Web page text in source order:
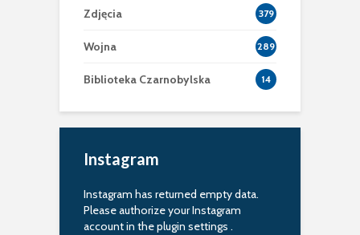
Zdjęcia 379
Wojna 289
Biblioteka Czarnobylska 14
Instagram
Instagram has returned empty data.
Please authorize your Instagram
account in theplugin settings .